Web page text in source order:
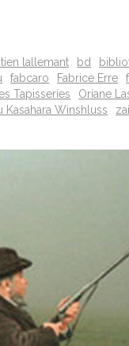
lallemant bd
fabcaro Fabrice Erre
Tapisseries Oriane
Kasahara Winshluss